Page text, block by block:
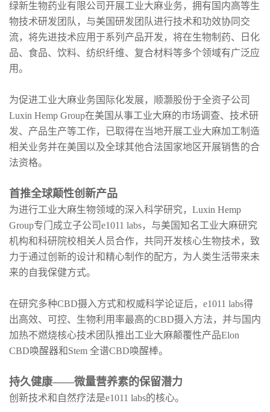
绿新生物药业有限公司开展工业大麻业务，拥有国内高等生
物技术研发团队，与美国研发团队进行技术和功效协同交
流，将先进技术应用于系列产品开发，将在生物制药、日化
品、食品、饮料、纺织纤维、复合材料等多个领域有广泛应
用。
为促进工业大麻业务国际化发展，顺灏股份于全资子公司
Luxin Hemp Group在美国从事工业大麻的市场调查、技术研
发、产品生产等工作，已取得在当地开展工业大麻加工制造
相关业务并在美国以及全球其他合法国家地区开展销售的合
法资格。
首推全球颠性创新产品
为进行工业大麻生物领域的深入科学研究，Luxin Hemp
Group专门成立子公司e1011 labs，与美国知名工业大麻研究
机构和科研院校相关人员合作，共同开发核心生物技术，致
力于通过创新的设计和精心制作的配方，为人类生活带来未
来的自我保健方式。
在研究多种CBD摄入方式和权威科学论证后，e1011 labs得
出高效、可控、生物利用率最高的CBD摄入方法，并与国内
加热不燃烧核心技术团队推出工业大麻颠覆性产品Elon
CBD唤醒器和Stem 全谱CBD唤醒棒。
持久健康——微量营养素的保留潜力
创新技术和自然疗法是e1011 labs的核心。